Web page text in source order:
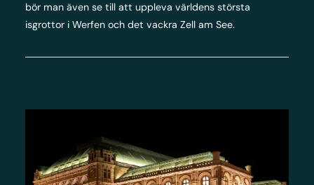
bör man även se till att uppleva världens största
isgrottor i Werfen och det vackra Zell am See.